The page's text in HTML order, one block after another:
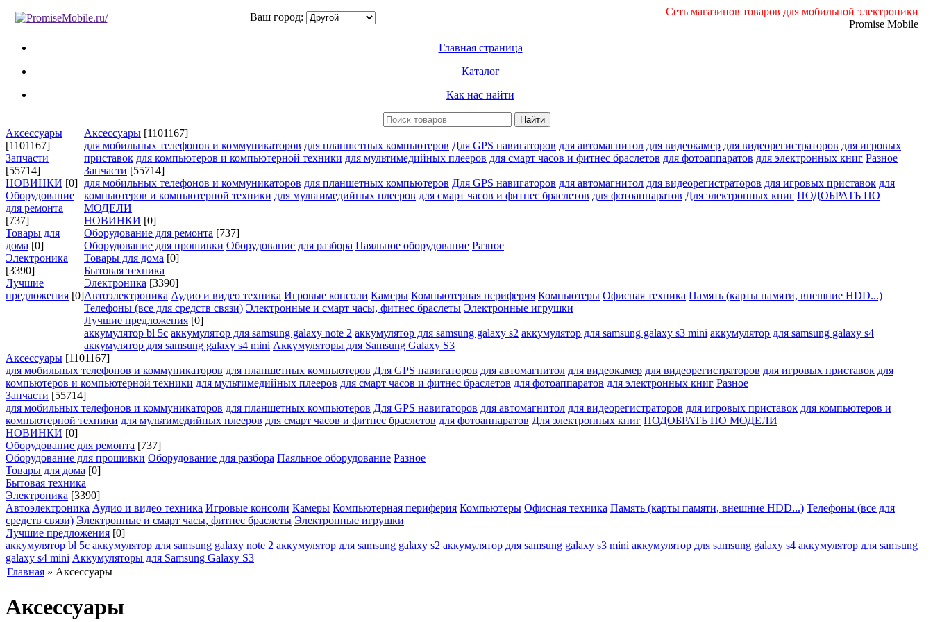
Ваш город:
Сеть магазинов товаров для мобильной электроники
Promise Mobile
Главная страница
Каталог
Как нас найти
Аксессуары
[1101167]
Запчасти
[55714]
НОВИНКИ [0]
Оборудование
для ремонта
[737]
Товары для
дома [0]
Электроника
[3390]
Лучшие
предложения [0]
Аксессуары [1101167]
для мобильных телефонов и коммуникаторов для планшетных компьютеров Для GPS навигаторов для автомагнитол для видеокамер для видеорегистраторов для игровых
приставок для компьютеров и компьютерной техники для мультимедийных плееров для смарт часов и фитнес браслетов для фотоаппаратов для электронных книг Разное
Запчасти [55714]
для мобильных телефонов и коммуникаторов для планшетных компьютеров Для GPS навигаторов для автомагнитол для видеорегистраторов для игровых приставок для
компьютеров и компьютерной техники для мультимедийных плееров для смарт часов и фитнес браслетов для фотоаппаратов Для электронных книг ПОДОБРАТЬ ПО
МОДЕЛИ
НОВИНКИ [0]
Оборудование для ремонта [737]
Оборудование для прошивки Оборудование для разбора Паяльное оборудование Разное
Товары для дома [0]
Бытовая техника
Электроника [3390]
Автоэлектроника Аудио и видео техника Игровые консоли Камеры Компьютерная периферия Компьютеры Офисная техника Память (карты памяти, внешние HDD...)
Телефоны (все для средств связи) Электронные и смарт часы, фитнес браслеты Электронные игрушки
Лучшие предложения [0]
аккумулятор bl 5c аккумулятор для samsung galaxy note 2 аккумулятор для samsung galaxy s2 аккумулятор для samsung galaxy s3 mini аккумулятор для samsung galaxy s4
аккумулятор для samsung galaxy s4 mini Аккумуляторы для Samsung Galaxy S3
Аксессуары [1101167]
для мобильных телефонов и коммуникаторов для планшетных компьютеров Для GPS навигаторов для автомагнитол для видеокамер для видеорегистраторов для игровых приставок для
компьютеров и компьютерной техники для мультимедийных плееров для смарт часов и фитнес браслетов для фотоаппаратов для электронных книг Разное
Запчасти [55714]
для мобильных телефонов и коммуникаторов для планшетных компьютеров Для GPS навигаторов для автомагнитол для видеорегистраторов для игровых приставок для компьютеров и
компьютерной техники для мультимедийных плееров для смарт часов и фитнес браслетов для фотоаппаратов Для электронных книг ПОДОБРАТЬ ПО МОДЕЛИ
НОВИНКИ [0]
Оборудование для ремонта [737]
Оборудование для прошивки Оборудование для разбора Паяльное оборудование Разное
Товары для дома [0]
Бытовая техника
Электроника [3390]
Автоэлектроника Аудио и видео техника Игровые консоли Камеры Компьютерная периферия Компьютеры Офисная техника Память (карты памяти, внешние HDD...) Телефоны (все для
средств связи) Электронные и смарт часы, фитнес браслеты Электронные игрушки
Лучшие предложения [0]
аккумулятор bl 5c аккумулятор для samsung galaxy note 2 аккумулятор для samsung galaxy s2 аккумулятор для samsung galaxy s3 mini аккумулятор для samsung galaxy s4 аккумулятор для samsung
galaxy s4 mini Аккумуляторы для Samsung Galaxy S3
Главная » Аксессуары
Аксессуары